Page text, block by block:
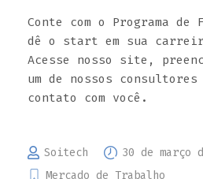
Conte com o Programa de
dê o start em sua
Acesse nosso site,
um de nossos
contato com você.
Soitech 30 de março
Mercado de Trabalho